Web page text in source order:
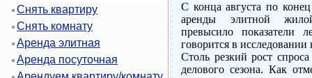
Снять квартиру
Снять комнату
Аренда элитная
Аренда посуточная
С конца августа по
аренды элитной
превысило показатели
говорится в
Столь резкий рост
делового сезона. Как